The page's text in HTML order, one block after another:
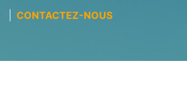
CONTACTEZ-NOUS